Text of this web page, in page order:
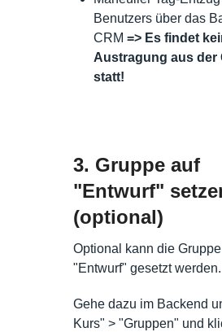
Benutzers über das
CRM => Es findet
Austragung aus der
statt!
3. Gruppe auf
"Entwurf"
(optional)
Optional kann die
"Entwurf" gesetzt werden.
Gehe dazu im Backend
Kurs" > "Gruppen" und